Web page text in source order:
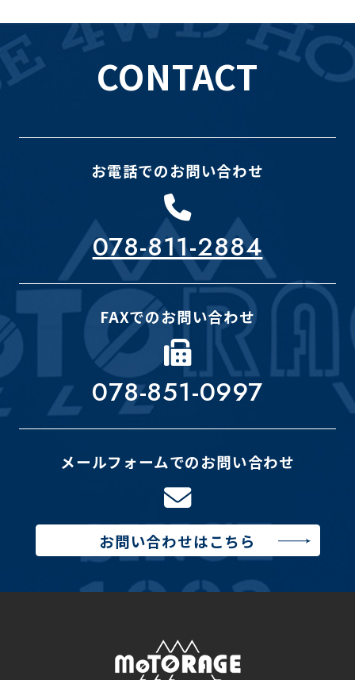
CONTACT
お電話でのお問い合わせ
078-811-2884
FAXでのお問い合わせ
078-851-0997
メールフォームでのお問い合わせ
お問い合わせはこちら